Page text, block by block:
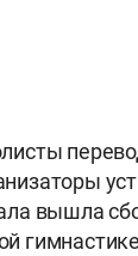
вышла